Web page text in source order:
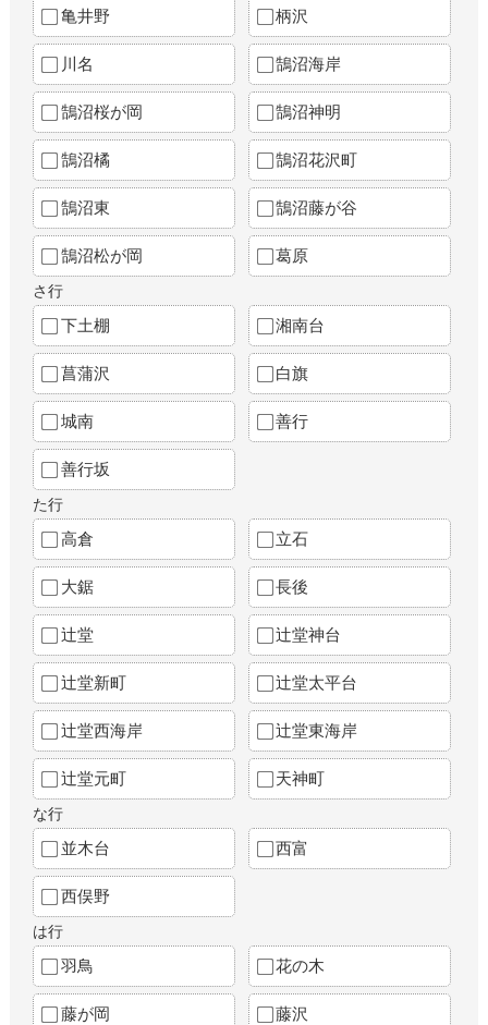
亀井野 柄沢
川名 鵠沼海岸
鵠沼桜が岡 鵠沼神明
鵠沼橘 鵠沼花沢町
鵠沼東 鵠沼藤が谷
鵠沼松が岡 葛原
さ行
下土棚 湘南台
菖蒲沢 白旗
城南 善行
善行坂
た行
高倉 立石
大鋸 長後
辻堂 辻堂神台
辻堂新町 辻堂太平台
辻堂西海岸 辻堂東海岸
辻堂元町 天神町
な行
並木台 西富
西俣野
は行
羽鳥 花の木
藤が岡 藤沢